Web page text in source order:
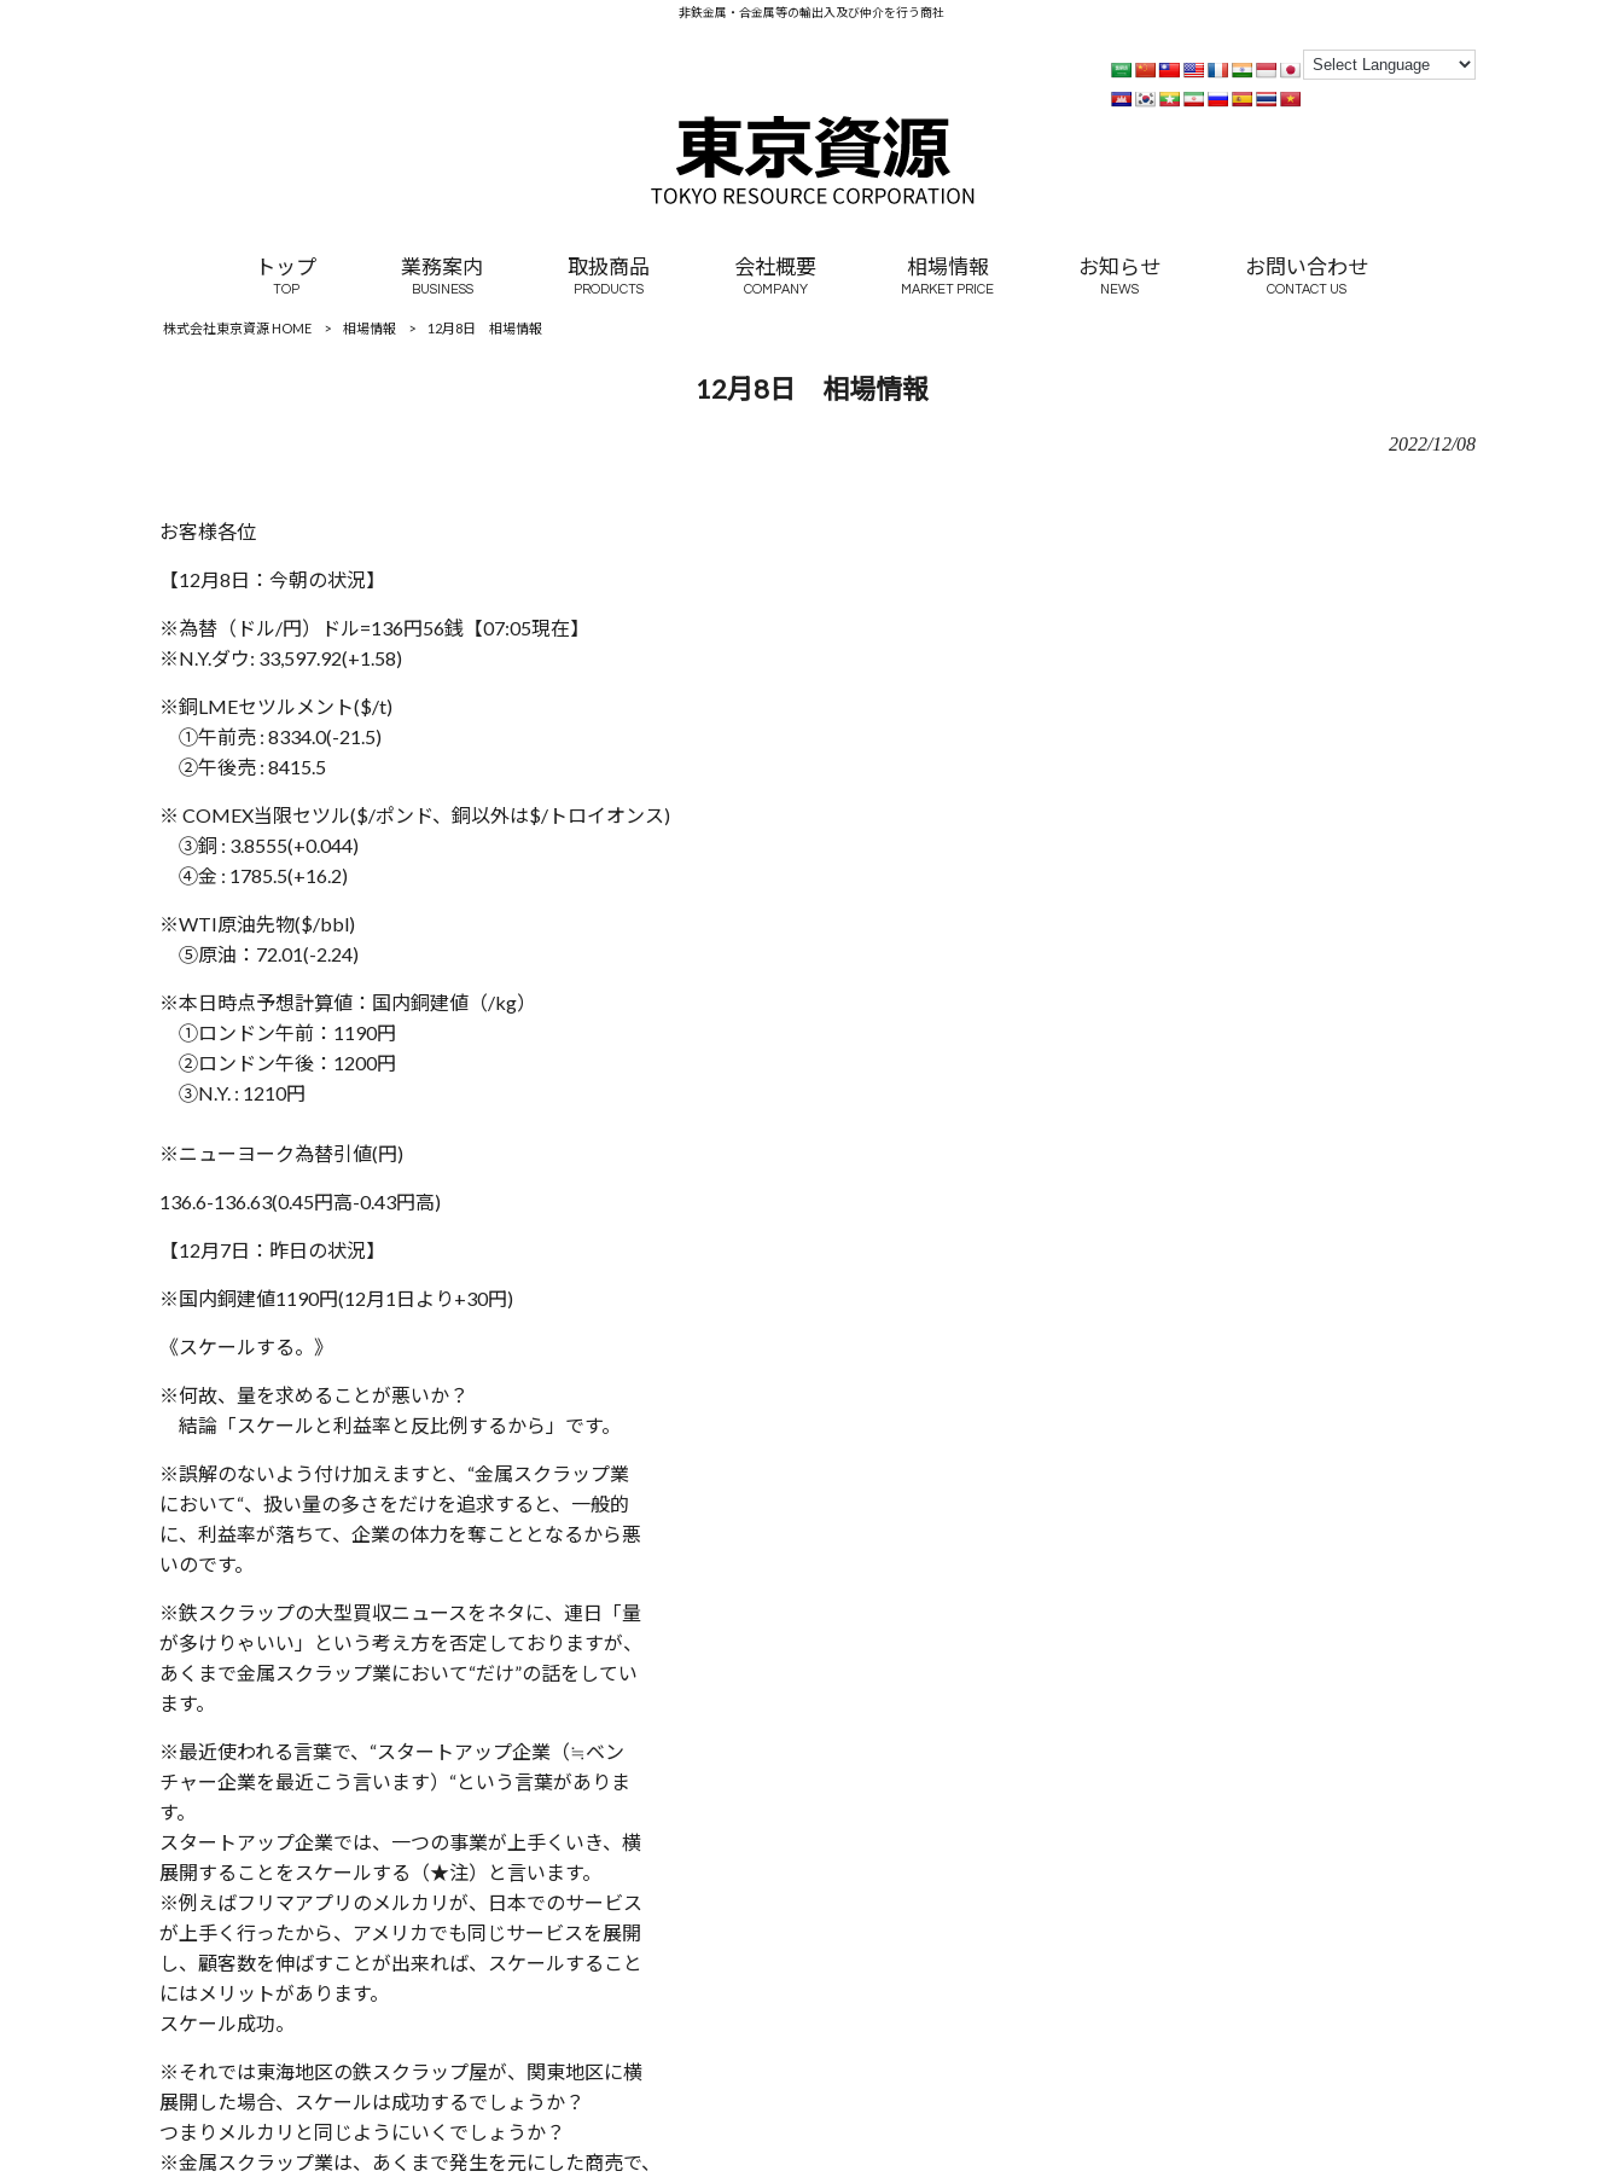
非鉄金属・合金属等の輸出入及び仲介を行う商社
トップ
TOP
業務案内
BUSINESS
取扱商品
PRODUCTS
会社概要
COMPANY
相場情報
MARKET PRICE
お知らせ
NEWS
お問い合わせ
CONTACT US
株式会社東京資源 HOME > 相場情報 > 12月8日 相場情報
12月8日 相場情報
2022/12/08
お客様各位
【12月8日：今朝の状況】
※為替（ドル/円）ドル=136円56銭【‪‪07:05現在】
※N.Y.ダウ: 33,597.92(+1.58)
※銅LMEセツルメント($/t)
①午前売 : 8334.0(-21.5)
②午後売 : 8415.5
※ COMEX当限セツル($/ポンド、銅以外は$/トロイオンス)
③銅 : 3.8555(+0.044)
④金 : 1785.5(+16.2)
※WTI原油先物($/bbl)
⑤原油：72.01(-2.24)
※本日時点予想計算値：国内銅建値（/kg）
①ロンドン午前：1190円
②ロンドン午後：1200円
③N.Y. : 1210円
※ニューヨーク為替引値(円)
136.6-136.63(0.45円高-0.43円高)
【12月7日：昨日の状況】
※国内銅建値1190円(12月1日より+30円)
《スケールする。》
※何故、量を求めることが悪いか？
結論「スケールと利益率と反比例するから」です。
※誤解のないよう付け加えますと、“金属スクラップ業
において“、扱い量の多さをだけを追求すると、一般的
に、利益率が落ちて、企業の体力を奪こととなるから悪
いのです。
※鉄スクラップの大型買収ニュースをネタに、連日「量
が多けりゃいい」という考え方を否定しておりますが、
あくまで金属スクラップ業において“だけ”の話をしてい
ます。
※最近使われる言葉で、“スタートアップ企業（≒ベン
チャー企業を最近こう言います）“という言葉がありま
す。
スタートアップ企業では、一つの事業が上手くいき、横
展開することをスケールする（★注）と言います。
※例えばフリマアプリのメルカリが、日本でのサービス
が上手く行ったから、アメリカでも同じサービスを展開
し、顧客数を伸ばすことが出来れば、スケールすること
にはメリットがあります。
スケール成功。
※それでは東海地区の鉄スクラップ屋が、関東地区に横
展開した場合、スケールは成功するでしょうか？
つまりメルカリと同じようにいくでしょうか？
※金属スクラップ業は、あくまで発生を元にした商売で、